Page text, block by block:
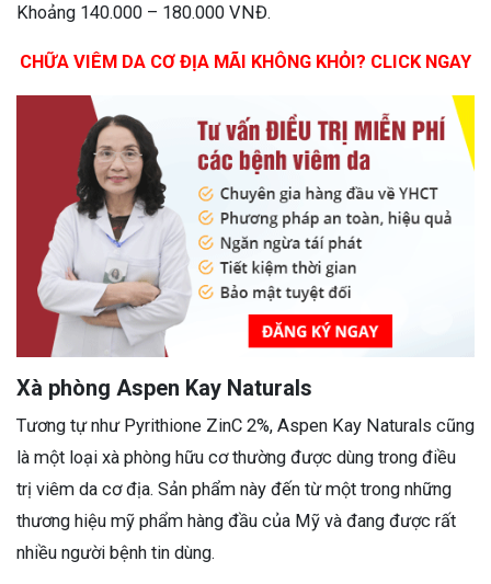
Khoảng 140.000 – 180.000 VNĐ.
CHỮA VIÊM DA CƠ ĐỊA MÃI KHÔNG KHỎI? CLICK NGAY
Xà phòng Aspen Kay Naturals
Tương tự như Pyrithione ZinC 2%, Aspen Kay Naturals cũng
là một loại xà phòng hữu cơ thường được dùng trong điều
trị viêm da cơ địa. Sản phẩm này đến từ một trong những
thương hiệu mỹ phẩm hàng đầu của Mỹ và đang được rất
nhiều người bệnh tin dùng.